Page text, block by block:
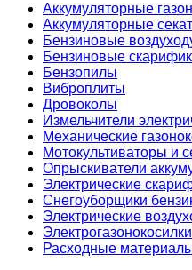
Аккумуляторные
Аккумуляторные
Бензиновые
Бензиновые
Бензопилы
Виброплиты
Дровоколы
Измельчители
Механические
Мотокультиваторы и
Опрыскиватели
Электрические
Снегоуборщики
Электрические
Электрогазонокосилки
Расходные